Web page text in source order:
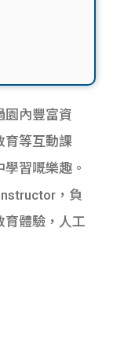
園內豐富資
育等互動課
習嘅樂趣。
，負
育體驗，人工